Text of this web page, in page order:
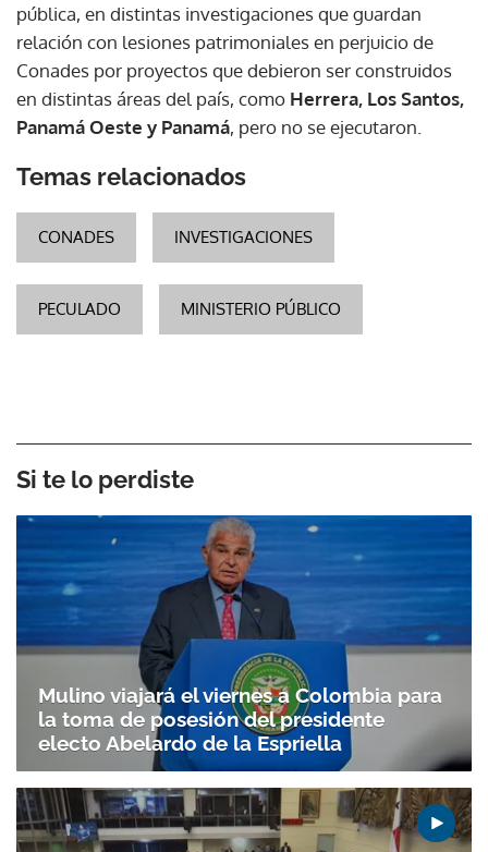
pública, en distintas investigaciones que guardan
relación con lesiones patrimoniales en perjuicio de
Conades por proyectos que debieron ser construidos
en distintas áreas del país, como Herrera, Los Santos,
Panamá Oeste y Panamá, pero no se ejecutaron.
Temas relacionados
CONADES INVESTIGACIONES
PECULADO MINISTERIO PÚBLICO
Si te lo perdiste
Mulino viajará el viernes a Colombia para
la toma de posesión del presidente
electo Abelardo de la Espriella